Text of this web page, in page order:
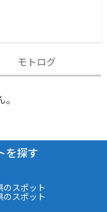
モトログ
を探す
のスポット
のスポット